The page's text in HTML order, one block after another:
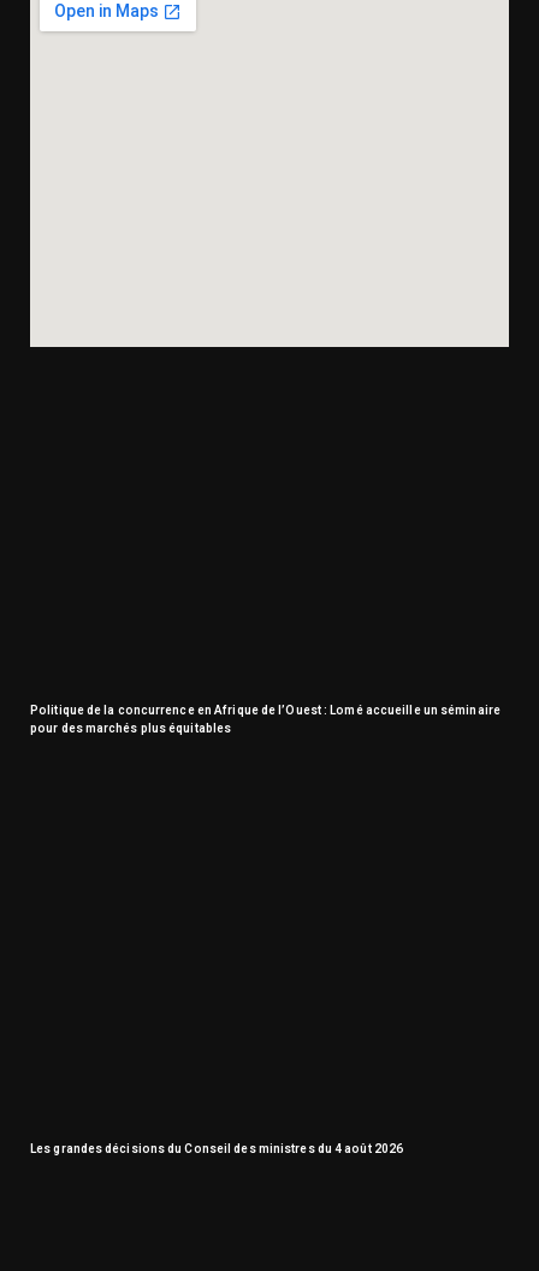
Politique de la concurrence en Afrique de l’Ouest : Lomé accueille un séminaire
pour des marchés plus équitables
Les grandes décisions du Conseil des ministres du 4 août 2026